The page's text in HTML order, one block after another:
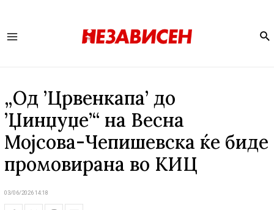
„Од ’Црвенкапа’ до
’Џинџуџе’“ на Весна
Мојсова-Чепишевска ќе биде
промовирана во КИЦ
03/06/2026 14:18